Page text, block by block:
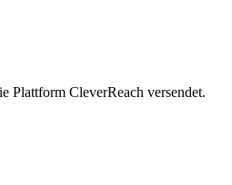
Plattform CleverReach versendet.